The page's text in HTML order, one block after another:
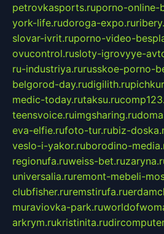
petrovkasports.ruporno-online-
york-life.rudoroga-expo.ru
slovar-ivrit.ruporno-video-
ovucontrol.rusloty-igrovyye-
ru-industriya.rurusskoe-porno-
belgorod-day.rudigilith.ru
medic-today.rutaksu.ru
teensvoice.ruimgsharing.ru
eva-elfie.rufoto-tur.rubiz-
veslo-i-yakor.ruborodino-
regionufa.ruweiss-bet.ru
universalia.ruremont-mebeli-
clubfisher.ruremstirufa.ru
muraviovka-park.ru
arkrym.rukristinita.ru